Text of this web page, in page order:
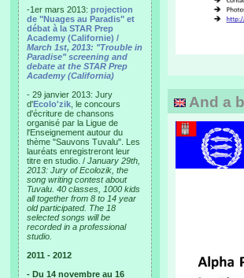
-1er mars 2013: projection
de "Nuages au Paradis" et
débat à la STAR Prep
Academy (Californie) /
March 1st, 2013: "Trouble in
Paradise" screening and
debate at the STAR Prep
Academy (California)
- 29 janvier 2013: Jury
d'Ecolo'zik , le concours
d'écriture de chansons
organisé par la Ligue de
l'Enseignement autour du
thème "Sauvons Tuvalu". Les
lauréats enregistreront leur
titre en studio. / January 29th,
2013: Jury of Ecolozik, the
song writing contest about
Tuvalu. 40 classes, 1000 kids
all together from 8 to 14 year
old participated. The 18
selected songs will be
recorded in a professional
studio.
2011 - 2012
- Du 14 novembre au 16
And a